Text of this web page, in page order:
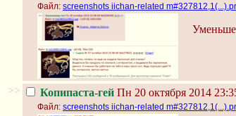
Файл: screenshots iichan-related
>> Копипаста-гей Пн 20 октября 2014
Файл: screenshots iichan-related